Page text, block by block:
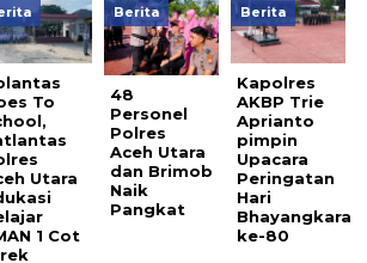
To
Utara
1 Cot
Berita
48
Personel
Polres
Aceh Utara
dan Brimob
Naik
Pangkat
Berita
Kapolres
AKBP Trie
Aprianto
pimpin
Upacara
Peringatan
Hari
Bhayangkara
ke-80